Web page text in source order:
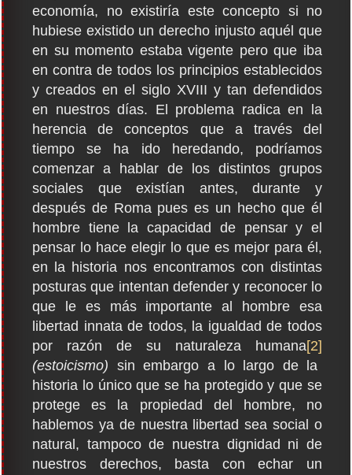
economía, no existiría este concepto si no
hubiese existido un derecho injusto aquél que
en su momento estaba vigente pero que iba
en contra de todos los principios establecidos
y creados en el siglo XVIII y tan defendidos
en nuestros días. El problema radica en la
herencia de conceptos que a través del
tiempo se ha ido heredando, podríamos
comenzar a hablar de los distintos grupos
sociales que existían antes, durante y
después de Roma pues es un hecho que él
hombre tiene la capacidad de pensar y el
pensar lo hace elegir lo que es mejor para él,
en la historia nos encontramos con distintas
posturas que intentan defender y reconocer lo
que le es más importante al hombre esa
libertad innata de todos, la igualdad de todos
por razón de su naturaleza humana[2]
(estoicismo) sin embargo a lo largo de la
historia lo único que se ha protegido y que se
protege es la propiedad del hombre, no
hablemos ya de nuestra libertad sea social o
natural, tampoco de nuestra dignidad ni de
nuestros derechos, basta con echar un